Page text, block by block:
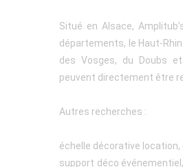
Situé en Alsace,
départements, le Haut-
des Vosges, du Doubs
peuvent directement être
Autres recherches :
échelle décorative
support déco